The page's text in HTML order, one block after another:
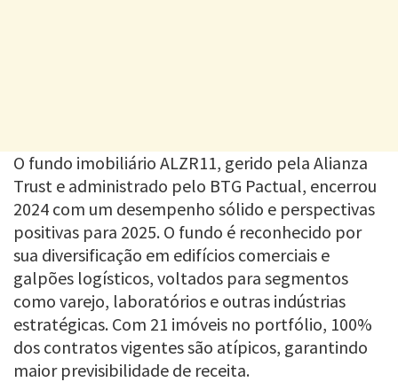
O fundo imobiliário ALZR11, gerido pela Alianza
Trust e administrado pelo BTG Pactual, encerrou
2024 com um desempenho sólido e perspectivas
positivas para 2025. O fundo é reconhecido por
sua diversificação em edifícios comerciais e
galpões logísticos, voltados para segmentos
como varejo, laboratórios e outras indústrias
estratégicas. Com 21 imóveis no portfólio, 100%
dos contratos vigentes são atípicos, garantindo
maior previsibilidade de receita.